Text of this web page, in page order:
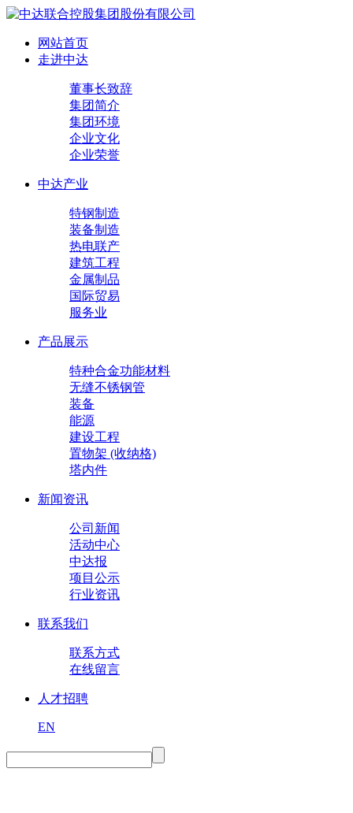
网站首页
走进中达
董事长致辞
集团简介
集团环境
企业文化
企业荣誉
中达产业
特钢制造
装备制造
热电联产
建筑工程
金属制品
国际贸易
服务业
产品展示
特种合金功能材料
无缝不锈钢管
装备
能源
建设工程
置物架 (收纳格)
塔内件
新闻资讯
公司新闻
活动中心
中达报
项目公示
行业资讯
联系我们
联系方式
在线留言
人才招聘
EN